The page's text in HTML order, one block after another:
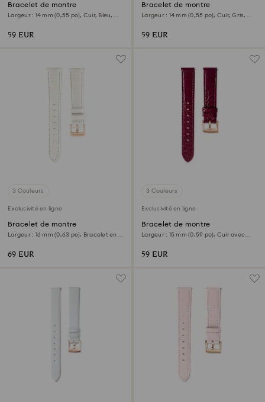
Bracelet de montre
Largeur : 14 mm (0,55 po), Cuir, Bleu,
59 EUR
Bracelet de montre
Largeur : 14 mm (0,55 po), Cuir, Gris,
59 EUR
3 Couleurs
Exclusivité en ligne
Bracelet de montre
Largeur : 16 mm (0,63 po), Bracelet en
69 EUR
3 Couleurs
Exclusivité en ligne
Bracelet de montre
Largeur : 15 mm (0,59 po), Cuir avec
59 EUR